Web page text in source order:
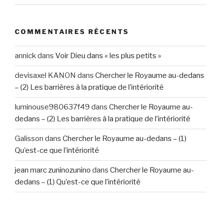
COMMENTAIRES RÉCENTS
annickdans Voir Dieu dans « les plus petits »
devisaxel KANON dans Chercher le Royaume au-dedans
– (2) Les barrières à la pratique de l’intériorité
luminouse980637f49 dans Chercher le Royaume au-
dedans – (2) Les barrières à la pratique de l’intériorité
Galisson dans Chercher le Royaume au-dedans – (1)
Qu’est-ce que l’intériorité
jean marc zuninozunino dans Chercher le Royaume au-
dedans – (1) Qu’est-ce que l’intériorité